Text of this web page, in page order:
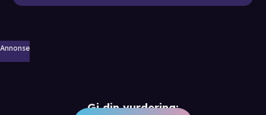
Annonse
Gi din vurdering: